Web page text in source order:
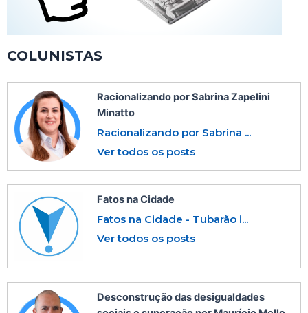
COLUNISTAS
Racionalizando por Sabrina Zapelini
Minatto
Racionalizando por Sabrina ...
Ver todos os posts
Fatos na Cidade
Fatos na Cidade - Tubarão i...
Ver todos os posts
Desconstrução das desigualdades